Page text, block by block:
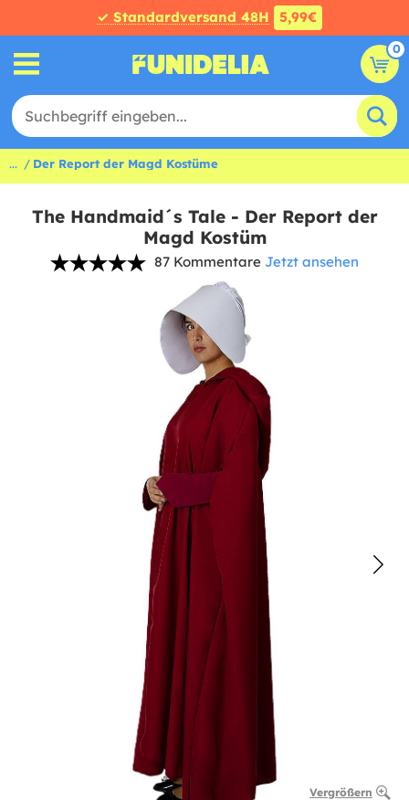
✓ Standardversand 48H 5,99€
0
... Der Report der Magd Kostüme
The Handmaid´s Tale - Der Report der
Magd Kostüm
87 Kommentare Jetzt ansehen
Vergrößern